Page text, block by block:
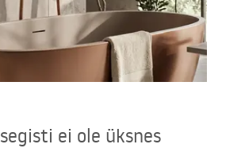
ei ole üksnes